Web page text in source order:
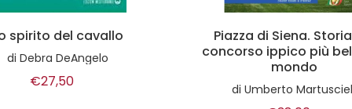
di Siena. Storia del
ippico più bello del
mondo
Umberto Martuscielli
La selle et le
l'amazone
Jules Pellier
€24,30